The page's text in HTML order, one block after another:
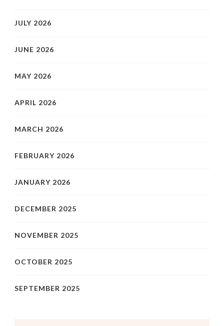
JULY 2026
JUNE 2026
MAY 2026
APRIL 2026
MARCH 2026
FEBRUARY 2026
JANUARY 2026
DECEMBER 2025
NOVEMBER 2025
OCTOBER 2025
SEPTEMBER 2025